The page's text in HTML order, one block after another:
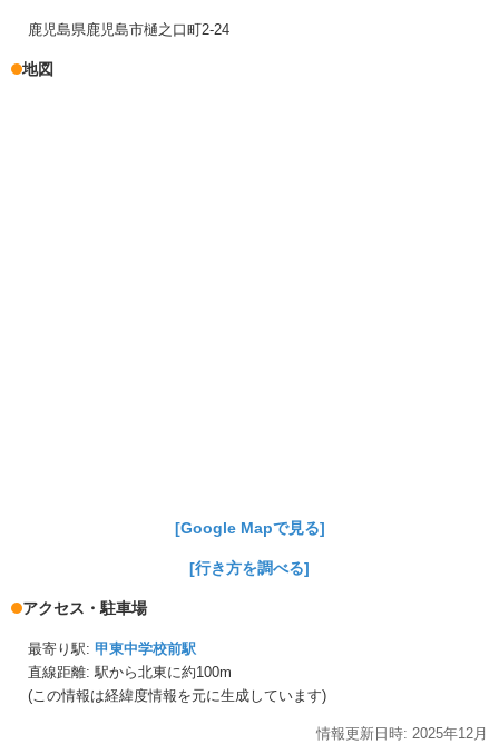
鹿児島県鹿児島市樋之口町2-24
地図
[Google Mapで見る]
[行き方を調べる]
アクセス・駐車場
最寄り駅: 甲東中学校前駅
直線距離: 駅から北東に約100m
(この情報は経緯度情報を元に生成しています)
情報更新日時: 2025年12月